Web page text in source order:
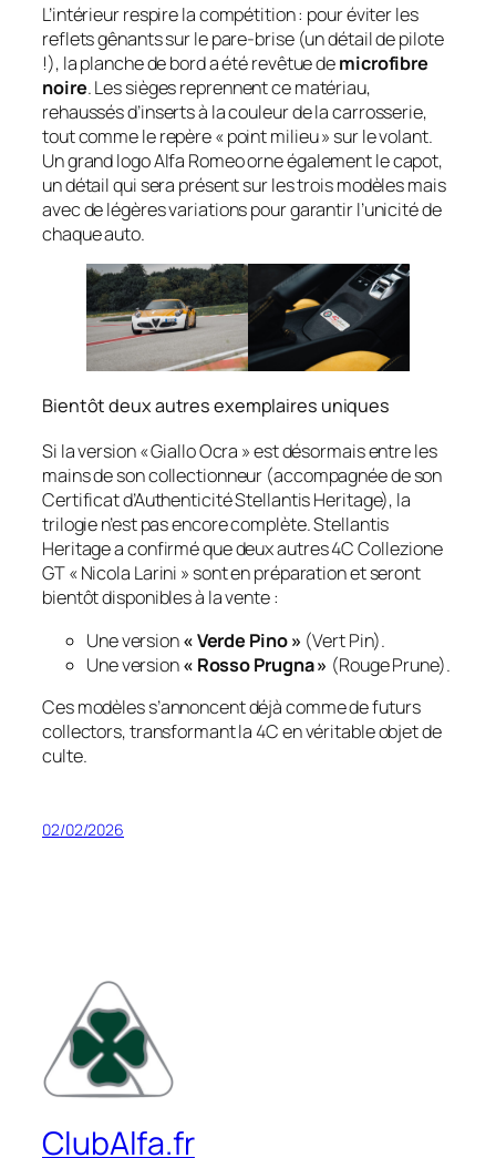
L’intérieur respire la compétition : pour éviter les
reflets gênants sur le pare-brise (un détail de pilote
!), la planche de bord a été revêtue demicrofibre
noire. Les sièges reprennent ce matériau,
rehaussés d’inserts à la couleur de la carrosserie,
tout comme le repère « point milieu » sur le volant.
Un grand logo Alfa Romeo orne également le capot,
un détail qui sera présent sur les trois modèles mais
avec de légères variations pour garantir l’unicité de
chaque auto.
Bientôt deux autres exemplaires uniques
Si la version « Giallo Ocra » est désormais entre les
mains de son collectionneur (accompagnée de son
Certificat d’Authenticité Stellantis Heritage), la
trilogie n’est pas encore complète. Stellantis
Heritage a confirmé que deux autres 4C Collezione
GT « Nicola Larini » sont en préparation et seront
bientôt disponibles à la vente :
Une version« Verde Pino » (Vert Pin).
Une version« Rosso Prugna » (Rouge Prune).
Ces modèles s’annoncent déjà comme de futurs
collectors, transformant la 4C en véritable objet de
culte.
02/02/2026
ClubAlfa.fr